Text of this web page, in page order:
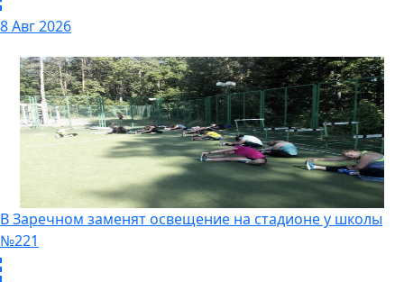
8 Авг 2026
В Заречном заменят освещение на стадионе у школы
№221